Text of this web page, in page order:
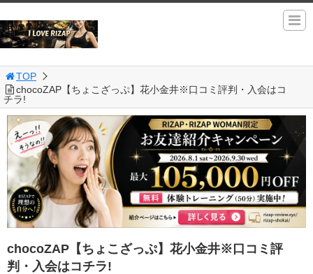
TOP
chocoZAP【ちょこざっぷ】花小金井※口コミ評判・入会はコ
チラ!
chocoZAP【ちょこざっぷ】花小金井※口コミ評
判・入会はコチラ!